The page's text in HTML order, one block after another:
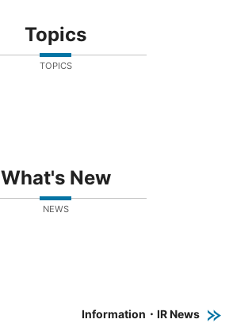
Topics
TOPICS
What's New
NEWS
Information・IR News